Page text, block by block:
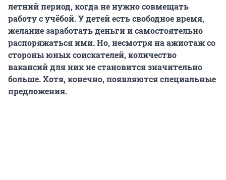
летний период, когда не нужно совмещать
работу с учёбой. У детей есть свободное время,
желание заработать деньги и самостоятельно
распоряжаться ими. Но, несмотря на ажиотаж со
стороны юных соискателей, количество
вакансий для них не становится значительно
больше. Хотя, конечно, появляются специальные
предложения.